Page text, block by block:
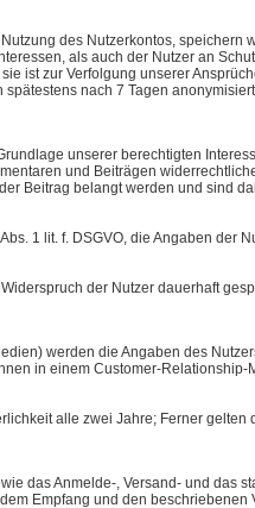
des Nutzerkontos, speichern
als auch der Nutzer an
ist zur Verfolgung unserer
nach 7 Tagen
unserer berechtigten
und Beiträgen
Beitrag belangt werden und sind
1 lit. f. DSGVO, die Angaben der
der Nutzer dauerhaft
werden die Angaben des
in einem Customer-
alle zwei Jahre; Ferner
das Anmelde-, Versand- und das
Empfang und den beschriebenen